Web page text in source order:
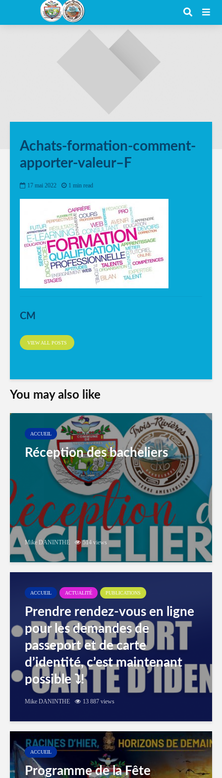
Achats-formation-comment-
apporter-valeur–F
17 mai 2022 1 min read
CM
VIEW ALL POSTS
You may also like
ACCUEIL
Réception des bacheliers
Mike DANINTHE 514 views
ACCUEIL ACTUALITÉ PUBLICATIONS
Prendre rendez-vous en ligne
pour les demandes de
passeport et de carte
d’identité, c’est maintenant
possible ⤵️!
Mike DANINTHE 13 887 views
ACCUEIL
Programme de la Fête